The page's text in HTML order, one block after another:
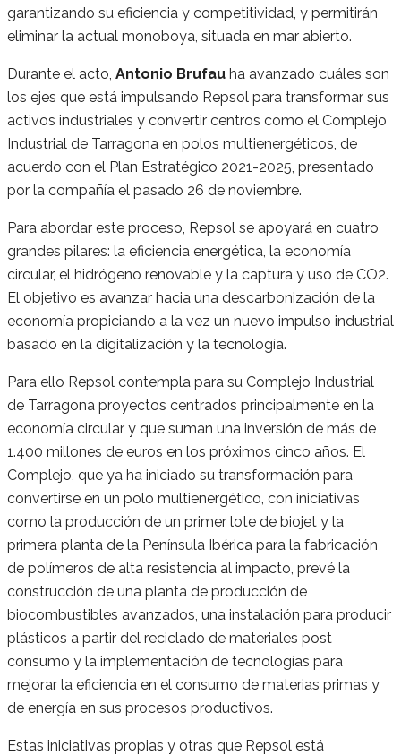
garantizando su eficiencia y competitividad, y permitirán
eliminar la actual monoboya, situada en mar abierto.
Durante el acto, Antonio Brufau ha avanzado cuáles son
los ejes que está impulsando Repsol para transformar sus
activos industriales y convertir centros como el Complejo
Industrial de Tarragona en polos multienergéticos, de
acuerdo con el Plan Estratégico 2021-2025, presentado
por la compañía el pasado 26 de noviembre.
Para abordar este proceso, Repsol se apoyará en cuatro
grandes pilares: la eficiencia energética, la economía
circular, el hidrógeno renovable y la captura y uso de CO2.
El objetivo es avanzar hacia una descarbonización de la
economía propiciando a la vez un nuevo impulso industrial
basado en la digitalización y la tecnología.
Para ello Repsol contempla para su Complejo Industrial
de Tarragona proyectos centrados principalmente en la
economía circular y que suman una inversión de más de
1.400 millones de euros en los próximos cinco años. El
Complejo, que ya ha iniciado su transformación para
convertirse en un polo multienergético, con iniciativas
como la producción de un primer lote de biojet y la
primera planta de la Península Ibérica para la fabricación
de polímeros de alta resistencia al impacto, prevé la
construcción de una planta de producción de
biocombustibles avanzados, una instalación para producir
plásticos a partir del reciclado de materiales post
consumo y la implementación de tecnologías para
mejorar la eficiencia en el consumo de materias primas y
de energía en sus procesos productivos.
Estas iniciativas propias y otras que Repsol está